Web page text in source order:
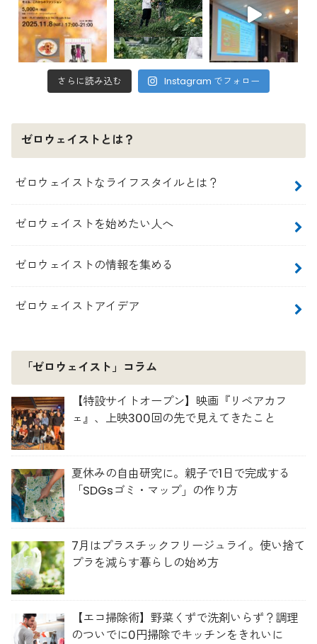
さらに読み込む Instagram でフォロー
ゼロウェイストとは？
ゼロウェイストなライフスタイルとは？
ゼロウェイストを始めたい人へ
ゼロウェイストの情報を集める
ゼロウェイストアイデア
「ゼロウェイスト」コラム
【特設サイトオープン】映画『リペアカフ
ェ』、上映300回の先で見えてきたこと
夏休みの自由研究に。親子で1日で完成する
「SDGsゴミ・マップ」の作り方
7月はプラスチックフリージュライ。使い捨て
プラを減らす暮らしの始め方
【エコ掃除術】野菜くずで洗剤いらず？調理
のついでに0円掃除でキッチンをきれいに